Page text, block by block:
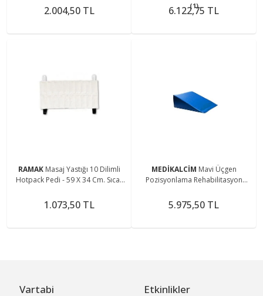
2.004,50 TL (1)
6.122,75 TL
RAMAK Masaj Yastığı 10 Dilimli
Hotpack Pedi - 59 X 34 Cm. Sıcak
1.073,50 TL
MEDİKALCİM Mavi Üçgen
Pozisyonlama Rehabilitasyon
desteği
5.975,50 TL
Vartabi Etkinlikler